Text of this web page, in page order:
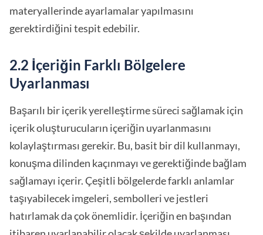
materyallerinde ayarlamalar yapılmasını
gerektirdiğini tespit edebilir.
2.2 İçeriğin Farklı Bölgelere
Uyarlanması
Başarılı bir içerik yerelleştirme süreci sağlamak için
içerik oluşturucuların içeriğin uyarlanmasını
kolaylaştırması gerekir. Bu, basit bir dil kullanmayı,
konuşma dilinden kaçınmayı ve gerektiğinde bağlam
sağlamayı içerir. Çeşitli bölgelerde farklı anlamlar
taşıyabilecek imgeleri, sembolleri ve jestleri
hatırlamak da çok önemlidir. İçeriğin en başından